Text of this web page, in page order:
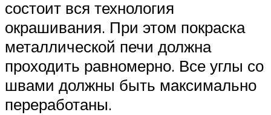
состоит вся технология
окрашивания. При этом покраска
металлической печи должна
проходить равномерно. Все углы со
швами должны быть максимально
переработаны.